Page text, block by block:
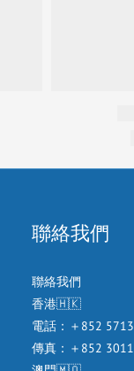
聯絡我們
聯絡我們
香港🇭🇰
電話：＋852
傳真：＋852